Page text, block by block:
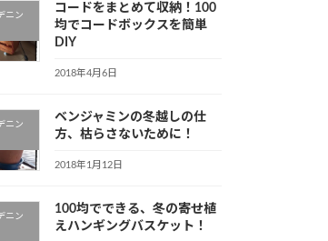
ニン
コードをまとめて収納！100
均でコードボックスを簡単
DIY
2018年4月6日
ニン
ベンジャミンの冬越しの仕
方、枯らさないために！
2018年1月12日
ニン
100均でできる、冬の寄せ植
えハンギングバスケット！